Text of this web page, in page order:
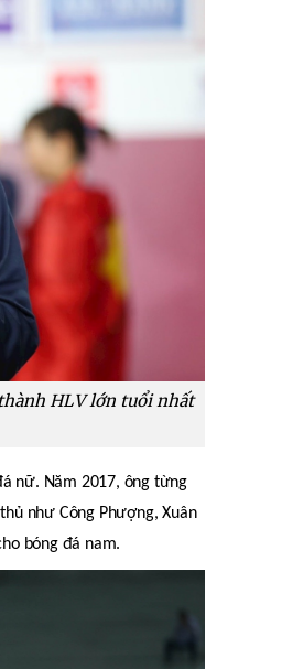
HLV lớn tuổi nhất
nữ. Năm 2017, ông từng
như Công Phượng, Xuân
bóng đá nam.